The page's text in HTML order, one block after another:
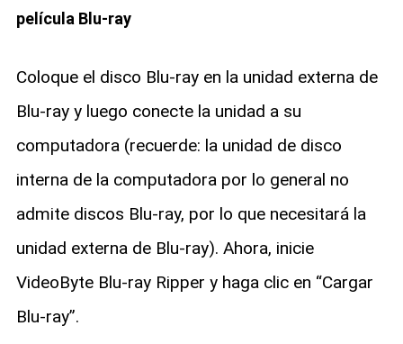
película Blu-ray
Coloque el disco Blu-ray en la unidad externa de
Blu-ray y luego conecte la unidad a su
computadora (recuerde: la unidad de disco
interna de la computadora por lo general no
admite discos Blu-ray, por lo que necesitará la
unidad externa de Blu-ray). Ahora, inicie
VideoByte Blu-ray Ripper y haga clic en “Cargar
Blu-ray”.